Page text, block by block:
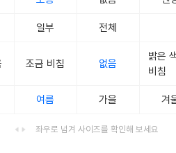
일부 전체
조금 비침 없음
밝은
비침
여름 가을 겨
좌우로 넘겨 사이즈를 확인해 보세요